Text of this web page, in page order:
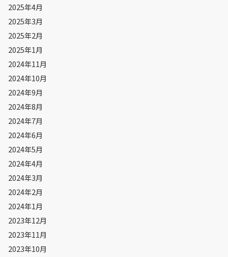
2025年4月
2025年3月
2025年2月
2025年1月
2024年11月
2024年10月
2024年9月
2024年8月
2024年7月
2024年6月
2024年5月
2024年4月
2024年3月
2024年2月
2024年1月
2023年12月
2023年11月
2023年10月